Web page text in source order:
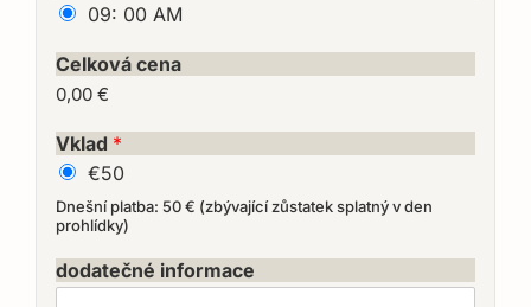
09: 00 AM
Celková cena
0,00 €
Vklad *
€50
Dnešní platba: 50 € (zbývající zůstatek splatný v den
prohlídky)
dodatečné informace